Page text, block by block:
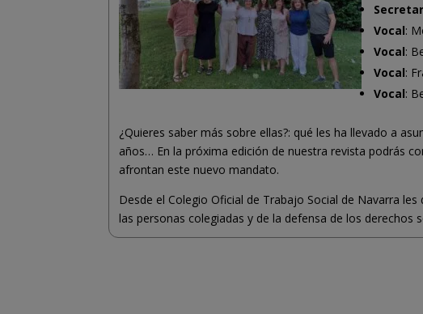
Vocal:
Vocal:
Vocal:
Vocal:
¿Quieres saber más sobre ellas?: qué les ha llevado a
años… En la próxima edición de nuestra revista podrás
afrontan este nuevo mandato.
Desde el Colegio Oficial de Trabajo Social de Navarra
las personas colegiadas y de la defensa de los derechos